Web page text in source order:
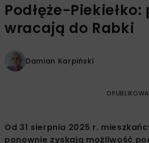
Podłęże-
wracają do Rabki
Damian Karpiński
Od 31 sierpnia 2025 r.
ponownie zyskają możliwość